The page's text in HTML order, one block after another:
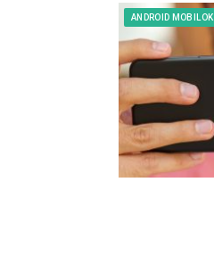
ANDROID MOBILOK